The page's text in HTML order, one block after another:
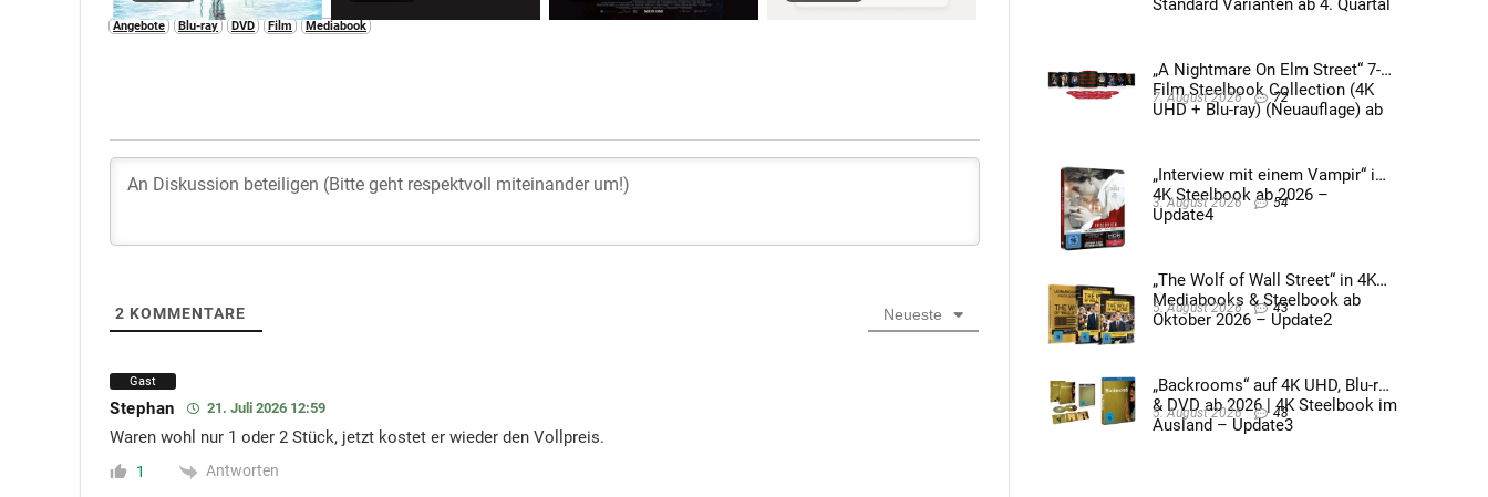
Angebote Blu-ray DVD Film Mediabook
2 KOMMENTARE Neueste
Gast
Stephan 21. Juli 2026 12:59
Waren wohl nur 1 oder 2 Stück, jetzt kostet er wieder den Vollpreis.
1 Antworten
Standard Varianten ab 4. Quartal
„A Nightmare On Elm Street“ 7-
Film Steelbook Collection (4K
UHD + Blu-ray) (Neuauflage) ab
7. August 2026 72
„Interview mit einem Vampir“ im
4K Steelbook ab 2026 –
Update4
3. August 2026 54
„The Wolf of Wall Street“ in 4K
Mediabooks & Steelbook ab
Oktober 2026 – Update2
5. August 2026 43
„Backrooms“ auf 4K UHD, Blu-ray
& DVD ab 2026 | 4K Steelbook im
Ausland – Update3
5. August 2026 48